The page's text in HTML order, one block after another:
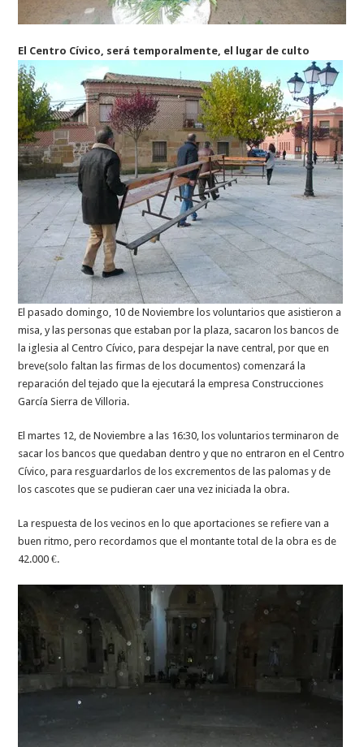
El Centro Cívico, será temporalmente, el lugar de culto
El pasado domingo, 10 de Noviembre los voluntarios que asistieron a
misa, y las personas que estaban por la plaza, sacaron los bancos de
la iglesia al Centro Cívico, para despejar la nave central, por que en
breve(solo faltan las firmas de los documentos) comenzará la
reparación del tejado que la ejecutará la empresa Construcciones
García Sierra de Villoria.
El martes 12, de Noviembre a las 16:30, los voluntarios terminaron de
sacar los bancos que quedaban dentro y que no entraron en el Centro
Cívico, para resguardarlos de los excrementos de las palomas y de
los cascotes que se pudieran caer una vez iniciada la obra.
La respuesta de los vecinos en lo que aportaciones se refiere van a
buen ritmo, pero recordamos que el montante total de la obra es de
42.000 €.